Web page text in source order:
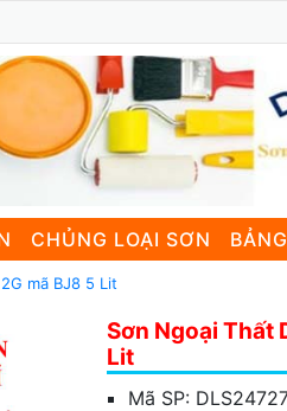
CHỦNG LOẠI SƠN
mã BJ8 5 Lit
Sơn Ngoại Thất
Lit
Mã SP: